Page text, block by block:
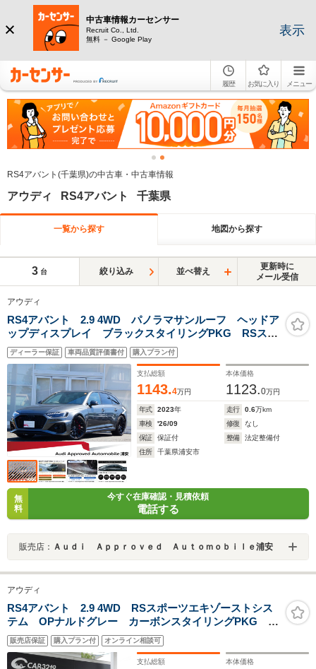
中古車情報カーセンサー
Recruit Co., Ltd.
無料 － Google Play
表示
履歴 お気に入り メニュー
RS4アバント(千葉県)の中古車・中古車情報
アウディ RS4アバント 千葉県
一覧から探す 地図から探す
3 台 絞り込み 並べ替え
更新時に
メール受信
アウディ
RS4アバント 2.9 4WD パノラマサンルーフ ヘッドア
ップディスプレイ ブラックスタイリングPKG RSスポ
ーツエキゾースト RSデザインPKGレッド パークアシ
スト キャリパーレッド プライバシーガラス TV
ディーラー保証 車両品質評価書付 購入プラン付
支払総額
1143.4万円
本体価格
1123.0万円
年式 2023年 走行 0.6万km
車検
'26/09 修復
なし
保証
保証付 整備
法定整備付
住所
千葉県浦安市
無
料
今すぐ在庫確認・見積依頼
電話する
販売店： Ａｕｄｉ Ａｐｐｒｏｖｅｄ Ａｕｔｏｍｏｂｉｌｅ浦安
アウディ
RS4アバント 2.9 4WD RSスポーツエキゾーストシス
テム OPナルドグレー カーボンスタイリングPKG レ
ッドブレーキキャリパー マトリクスLEDヘッドライ
ト ACC アウディプレゼンス シートヒーター
Bang&Olufsenサウンド ETC
販売店保証 購入プラン付 オンライン相談可
支払総額 本体価格